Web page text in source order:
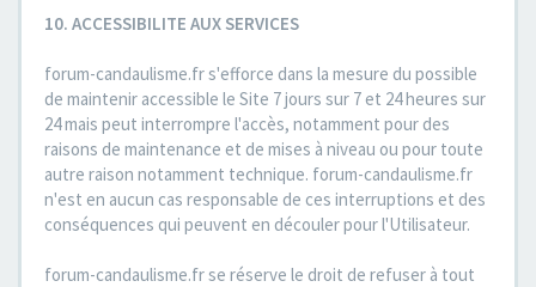
10. ACCESSIBILITE AUX SERVICES
forum-candaulisme.fr s'efforce dans la mesure du possible
de maintenir accessible le Site 7 jours sur 7 et 24 heures sur
24 mais peut interrompre l'accès, notamment pour des
raisons de maintenance et de mises à niveau ou pour toute
autre raison notamment technique. forum-candaulisme.fr
n'est en aucun cas responsable de ces interruptions et des
conséquences qui peuvent en découler pour l'Utilisateur.
forum-candaulisme.fr se réserve le droit de refuser à tout